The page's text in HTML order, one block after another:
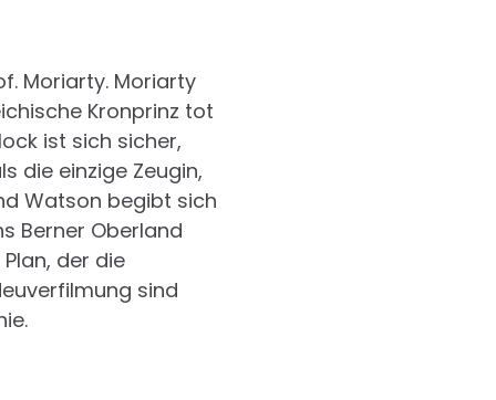
Moriarty. Moriarty
Kronprinz tot
ist sich sicher,
die einzige Zeugin,
Watson begibt sich
Berner Oberland
der die
sind